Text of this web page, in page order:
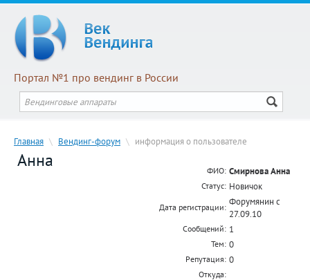
Портал №1 про вендинг в России
Главная \ Вендинг-форум \ информация о пользователе
Анна ФИО: Смирнова Анна
Статус: Новичок
Дата регистрации: Форумянин с
27.09.10
Сообщений: 1
Тем: 0
Репутация: 0
Откуда: